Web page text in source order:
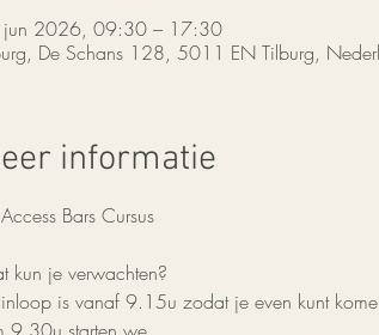
2026, 09:30 – 17:30
De Schans 128, 5011 EN Tilburg,
informatie
Bars Cursus
kun je verwachten?
is vanaf 9.15u zodat je even kunt